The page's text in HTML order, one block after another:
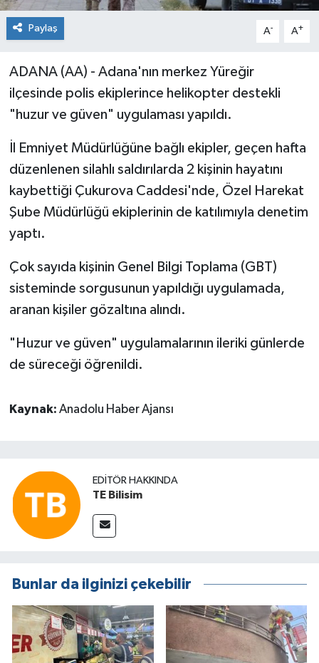
Paylaş A- A+
ADANA (AA) - Adana'nın merkez Yüreğir
ilçesinde polis ekiplerince helikopter destekli
"huzur ve güven" uygulaması yapıldı.
İl Emniyet Müdürlüğüne bağlı ekipler, geçen hafta
düzenlenen silahlı saldırılarda 2 kişinin hayatını
kaybettiği Çukurova Caddesi'nde, Özel Harekat
Şube Müdürlüğü ekiplerinin de katılımıyla denetim
yaptı.
Çok sayıda kişinin Genel Bilgi Toplama (GBT)
sisteminde sorgusunun yapıldığı uygulamada,
aranan kişiler gözaltına alındı.
"Huzur ve güven" uygulamalarının ileriki günlerde
de süreceği öğrenildi.
Kaynak: Anadolu Haber Ajansı
EDITÖR HAKKINDA
TE Bilisim
Bunlar da ilginizi çekebilir